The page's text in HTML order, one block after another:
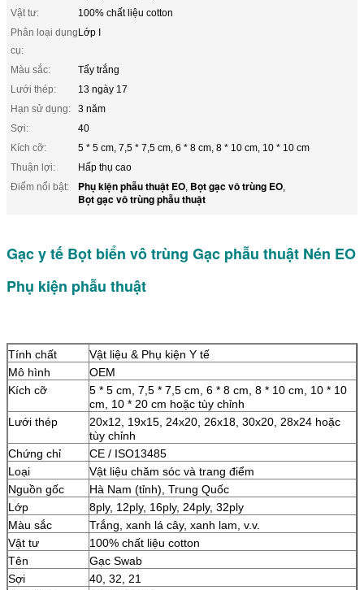
Vật tư:
100% chất liệu cotton
Phân loại dụng
cụ:
Lớp I
Màu sắc:
Tẩy trắng
Lưới thép:
13 ngày 17
Hạn sử dụng:
3 năm
Sợi:
40
Kích cỡ:
5 * 5 cm, 7,5 * 7,5 cm, 6 * 8 cm, 8 * 10 cm, 10 * 10 cm
Thuận lợi:
Hấp thụ cao
Điểm nổi bật:
Phụ kiện phẫu thuật EO, Bọt gạc vô trùng EO,
Bọt gạc vô trùng phẫu thuật
Gạc y tế Bọt biển vô trùng Gạc phẫu thuật Nén EO
Phụ kiện phẫu thuật
Tính chất
Vật liệu & Phụ kiện Y tế
Mô hình
OEM
Kích cỡ
5 * 5 cm, 7,5 * 7,5 cm, 6 * 8 cm, 8 * 10 cm, 10 * 10
cm, 10 * 20 cm hoặc tùy chỉnh
Lưới thép
20x12, 19x15, 24x20, 26x18, 30x20, 28x24 hoặc
tùy chỉnh
Chứng chỉ
CE / ISO13485
Loại
Vật liệu chăm sóc và trang điểm
Nguồn gốc
Hà Nam (tỉnh), Trung Quốc
Lớp
8ply, 12ply, 16ply, 24ply, 32ply
Màu sắc
Trắng, xanh lá cây, xanh lam, v.v.
Vật tư
100% chất liệu cotton
Tên
Gạc Swab
Sợi
40, 32, 21